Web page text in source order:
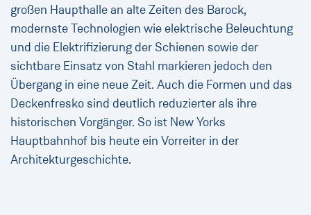
großen Haupthalle an alte Zeiten des Barock,
modernste Technologien wie elektrische Beleuchtung
und die Elektrifizierung der Schienen sowie der
sichtbare Einsatz von Stahl markieren jedoch den
Übergang in eine neue Zeit. Auch die Formen und das
Deckenfresko sind deutlich reduzierter als ihre
historischen Vorgänger. So ist New Yorks
Hauptbahnhof bis heute ein Vorreiter in der
Architekturgeschichte.